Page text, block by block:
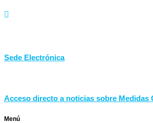
Sede Electrónica
Acceso directo a noticias sobre Medidas
Menú